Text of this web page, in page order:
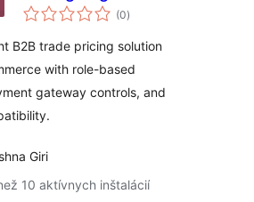
WooCommerce
(0celkové
hodnotenie
)
B2B trade pricing solution
with role-based
gateway controls, and
Giri
10 aktívnych inštalácií